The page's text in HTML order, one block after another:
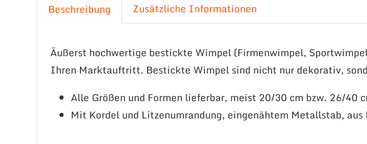
Beschreibung Zusätzliche Informationen
Äußerst hochwertige bestickte Wimpel (Firmenwimpel,
Ihren Marktauftritt. Bestickte Wimpel sind nicht nur dekorativ,
Alle Größen und Formen lieferbar, meist 20/30 cm bzw. 26/40
Mit Kordel und Litzenumrandung, eingenähtem Metallstab,